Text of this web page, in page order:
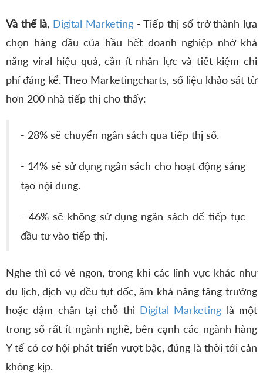
Và thế là, Digital Marketing- Tiếp thị số trở thành lựa
chọn hàng đầu của hầu hết doanh nghiệp nhờ khả
năng viral hiệu quả, cần ít nhân lực và tiết kiệm chi
phí đáng kể. Theo Marketingcharts, số liệu khảo sát từ
hơn 200 nhà tiếp thị cho thấy:
- 28% sẽ chuyển ngân sách qua tiếp thị số.
- 14% sẽ sử dụng ngân sách cho hoạt động sáng
tạo nội dung.
- 46% sẽ không sử dụng ngân sách để tiếp tục
đầu tư vào tiếp thị.
Nghe thì có vẻ ngon, trong khi các lĩnh vực khác như
du lịch, dịch vụ đều tụt dốc, âm khả năng tăng trưởng
hoặc dậm chân tại chỗ thì Digital Marketing là một
trong số rất ít ngành nghề, bên cạnh các ngành hàng
Y tế có cơ hội phát triển vượt bậc, đúng là thời tới cản
không kịp.